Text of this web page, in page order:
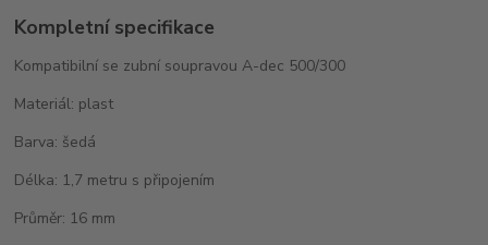
Kompletní specifikace
Kompatibilní se zubní soupravou A-dec 500/300
Materiál: plast
Barva: šedá
Délka: 1,7 metru s připojením
Průměr: 16 mm